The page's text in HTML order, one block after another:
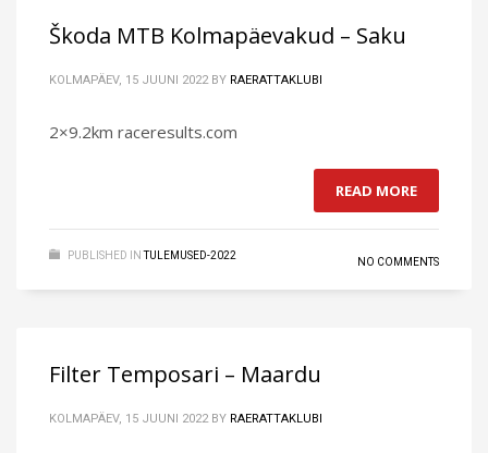
Škoda MTB Kolmapäevakud – Saku
KOLMAPÄEV, 15 JUUNI 2022 BY RAERATTAKLUBI
2×9.2km raceresults.com
READ MORE
PUBLISHED IN TULEMUSED-2022
NO COMMENTS
Filter Temposari – Maardu
KOLMAPÄEV, 15 JUUNI 2022 BY RAERATTAKLUBI